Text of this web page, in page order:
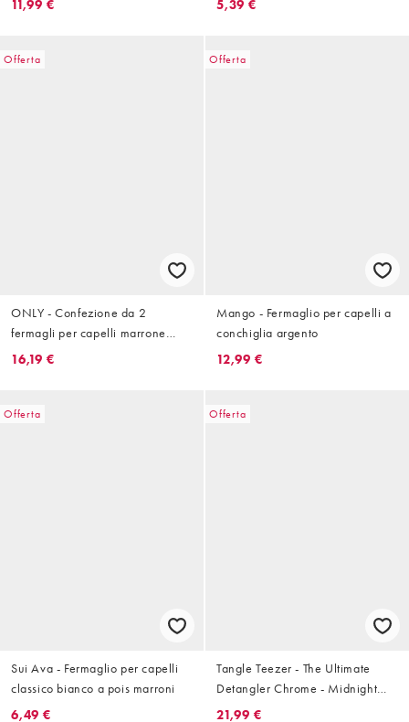
11,99 € 5,39 €
Offerta
ONLY - Confezione da 2
fermagli per capelli marrone
chiaro
16,19 €
Offerta
Mango - Fermaglio per capelli a
conchiglia argento
12,99 €
Offerta
Sui Ava - Fermaglio per capelli
classico bianco a pois marroni
6,49 €
Offerta
Tangle Teezer - The Ultimate
Detangler Chrome - Midnight
Silver
21,99 €